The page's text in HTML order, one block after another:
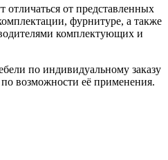
отличаться от представленных
фурнитуре, а также
комплектующих и
по индивидуальному заказу
возможности её применения.